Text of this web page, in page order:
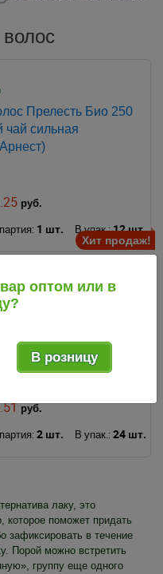
Хит продаж!
Прелесть Био 250
чай сильная
.25руб.
1 шт. В упак.:12 шт.
Хит продаж!
.51 руб.
2 шт. В упак.: 24 шт.
лаку, это
поможет придать
зафиксировать в течение
Порой можно встретить
группу еще одного
оптом или в
В розницу